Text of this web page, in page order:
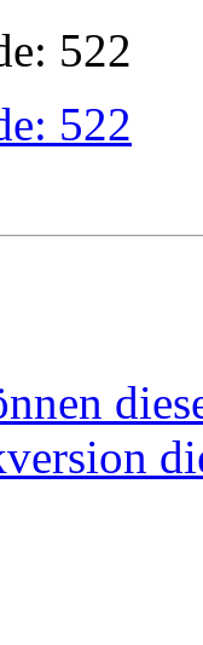
522
522